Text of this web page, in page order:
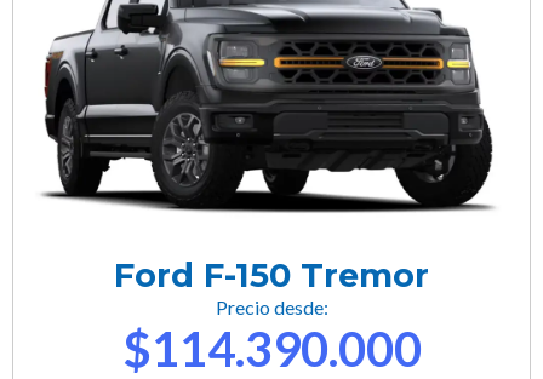
Ford F-150 Tremor
Precio desde:
$114.390.000